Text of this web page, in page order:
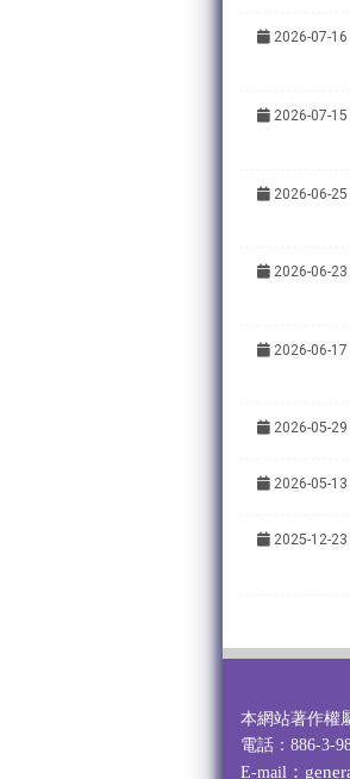
2026-07-16
2026-07-15
2026-06-25
2026-06-23
2026-06-17
2026-05-29
2026-05-13
2025-12-23
本網站著作權
電話：886-3-
E-mail ：